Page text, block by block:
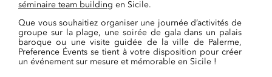
séminaire team building en Sicile.
Que vous souhaitiez organiser une journée d’activités de
groupe sur la plage, une soirée de gala dans un palais
baroque ou une visite guidée de la ville de Palerme,
Preference Évents se tient à votre disposition pour créer
un événement sur mesure et mémorable en Sicile !